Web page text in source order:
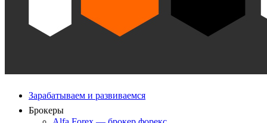
Зарабатываем и развиваемся
Брокеры